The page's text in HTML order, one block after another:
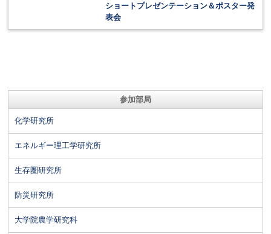
ショートプレゼンテーション＆ポスター発
表会
参加部局
化学研究所
エネルギー理工学研究所
生存圏研究所
防災研究所
大学院農学研究科